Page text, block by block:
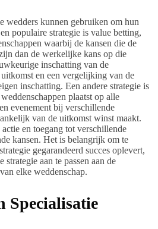
wedders kunnen gebruiken om hun
populaire strategie is value betting,
waarbij de kansen die de
dan de werkelijke kans op die
inschatting van de
en een vergelijking van de
inschatting. Een andere strategie is
plaatst op alle
evenement bij verschillende
van de uitkomst winst maakt.
en toegang tot verschillende
kansen. Het is belangrijk om te
gegarandeerd succes oplevert,
aan te passen aan de
elke weddenschap.
Specialisatie